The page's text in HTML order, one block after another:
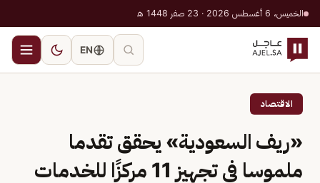
الخميس، 6 أغسطس 2026 · 23 صفر 1448 هـ
EN
الاقتصاد
«ريف السعودية» يحقق تقدما
ملموسا في تجهيز 11 مركزًا للخدمات